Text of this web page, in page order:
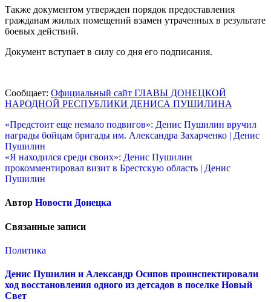
Также документом утвержден порядок предоставления
гражданам жилых помещений взамен утраченных в результате
боевых действий.
Документ вступает в силу со дня его подписания.
Сообщает: Официальный сайт ГЛАВЫ ДОНЕЦКОЙ
НАРОДНОЙ РЕСПУБЛИКИ ДЕНИСА ПУШИЛИНА
Навигация
по
записям
«Предстоит еще немало подвигов»: Денис Пушилин вручил
награды бойцам бригады им. Александра Захарченко | Денис
Пушилин
«Я находился среди своих»: Денис Пушилин
прокомментировал визит в Брестскую область | Денис
Пушилин
Автор Новости Донецка
Связанные записи
Политика
Денис Пушилин и Александр Осипов проинспектировали
ход восстановления одного из детсадов в поселке Новый
Свет